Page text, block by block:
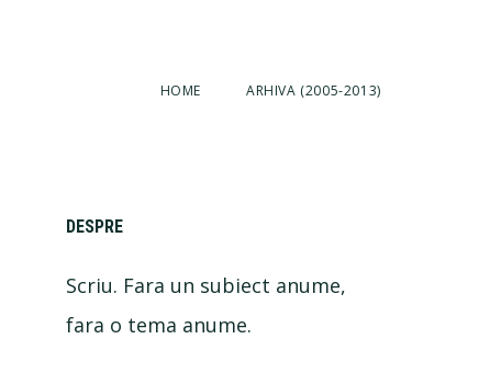
HOME ARHIVA (2005-2013)
Primary
Sidebar
DESPRE
Scriu. Fara un subiect anume,
fara o tema anume.